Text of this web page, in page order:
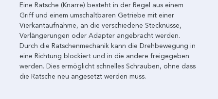
Eine Ratsche (Knarre) besteht in der Regel aus einem
Griff und einem umschaltbaren Getriebe mit einer
Vierkantaufnahme, an die verschiedene Stecknüsse,
Verlängerungen oder Adapter angebracht werden.
Durch die Ratschenmechanik kann die Drehbewegung in
eine Richtung blockiert und in die andere freigegeben
werden. Dies ermöglicht schnelles Schrauben, ohne dass
die Ratsche neu angesetzt werden muss.